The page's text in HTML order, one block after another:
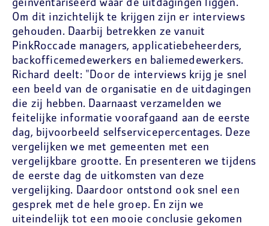
geïnventariseerd waar de uitdagingen liggen.
Om dit inzichtelijk te krijgen zijn er interviews
gehouden. Daarbij betrekken ze vanuit
PinkRoccade managers, applicatiebeheerders,
backofficemedewerkers en baliemedewerkers.
Richard deelt: "Door de interviews krijg je snel
een beeld van de organisatie en de uitdagingen
die zij hebben. Daarnaast verzamelden we
feitelijke informatie voorafgaand aan de eerste
dag, bijvoorbeeld selfservicepercentages. Deze
vergelijken we met gemeenten met een
vergelijkbare grootte. En presenteren we tijdens
de eerste dag de uitkomsten van deze
vergelijking. Daardoor ontstond ook snel een
gesprek met de hele groep. En zijn we
uiteindelijk tot een mooie conclusie gekomen